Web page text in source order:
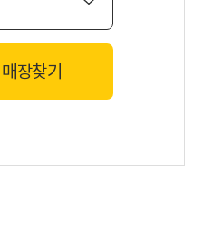
매장찾기